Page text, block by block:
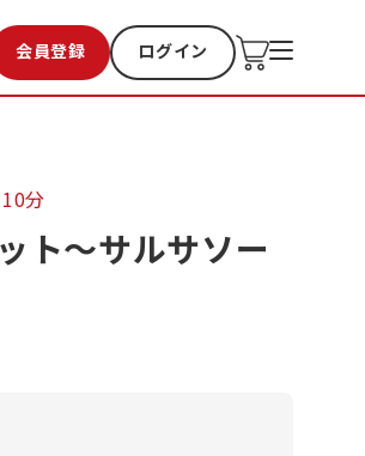
会員登録 ログイン
お気に入り 過去購入
分
ト～サルサソー